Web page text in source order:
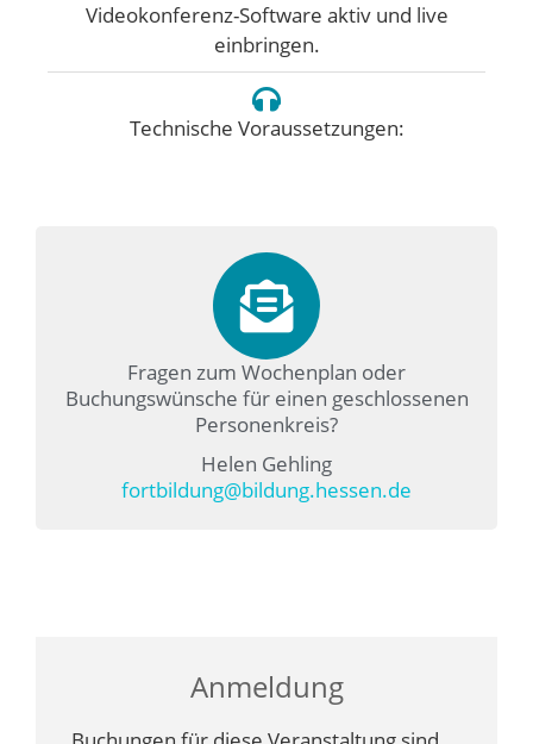
Videokonferenz-Software aktiv und live
einbringen.
Technische Voraussetzungen:
Fragen zum Wochenplan oder
Buchungswünsche für einen geschlossenen
Personenkreis?
Helen Gehling
fortbildung@bildung.hessen.de
Anmeldung